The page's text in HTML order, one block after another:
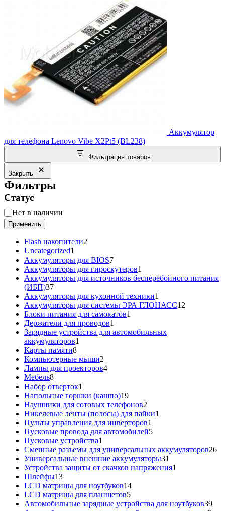
Аккумулятор
для телефона Lenovo Vibe X2Pt5 (BL238)
Фильтрация товаров
Закрыть
Фильтры
Статус
Статус
Нет в наличии
Применить
Flash накопители2
Uncategorized1
товар
Аккумуляторы для BIOS77
товаров
Аккумуляторы для гироскутеров1
товар
Аккумуляторы для источников бесперебойного питания
(ИБП)3737
товаров
Аккумуляторы для кухонной техники1
товар
Аккумуляторы для системы ЭРА ГЛОНАСС12
Блоки питания для самокатов1
Держатели для проводов1
товар
Зарядные устройства для автомобильных
аккумуляторов1
Карты памяти88
товаров
Компьютерные мыши2
товара
Лампы для проекторов44
Мебель88
товаров
Набор отверток1
товар
Напольные горшки (кашпо)1919
товаров
Наушники для сотовых телефонов2
товара
Никелевые ленты (полосы) для пайки1
Пульты управления для инверторов1
товар
Пусковые провода для автомобилей55
Пусковые устройства1
товар
Сменные разъемы для универсальных аккумуляторов2626
Универсальные внешние аккумуляторы31
товар
Устройства защиты от скачков напряжения1
Шлейфы1313
товаров
LCD матрицы для ноутбуков1414
LCD матрицы для планшетов55
товаров
Автомобильные зарядные устройства для ноутбуков3939